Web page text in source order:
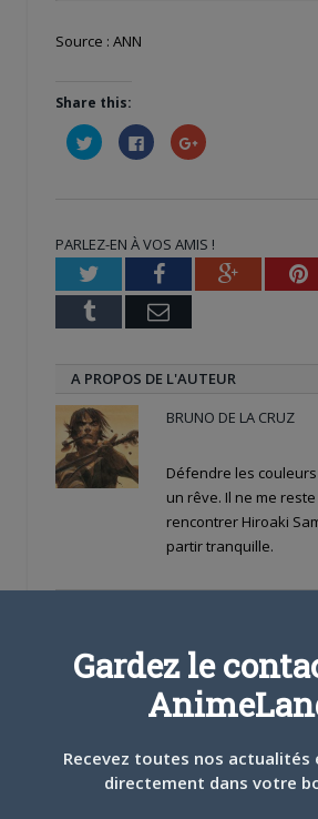
Source : ANN
Share this:
Cliquez
pour
partager
fenêtre)
Cliquez
pour
partager
fenêtre)
Cliquez
pour
nouvelle
fenêtre)
PARLEZ-EN À VOS AMIS !
TwitterFacebookGoogle+
Tumblr Email
A PROPOS DE L'AUTEUR
BRUNO DE LA CRUZ
Défendre les
un rêve. Il ne me
rencontrer Hiroaki
partir tranquille.
L’AnimeLand Hors-Série
Gardez le
Recevez toutes nos
directement dans votre